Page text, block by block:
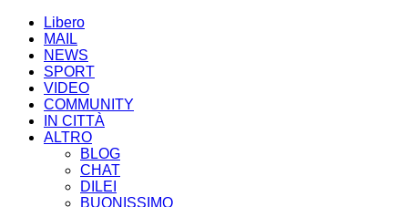
Libero
MAIL
NEWS
SPORT
VIDEO
COMMUNITY
IN CITTÀ
ALTRO
BLOG
CHAT
DILEI
BUONISSIMO